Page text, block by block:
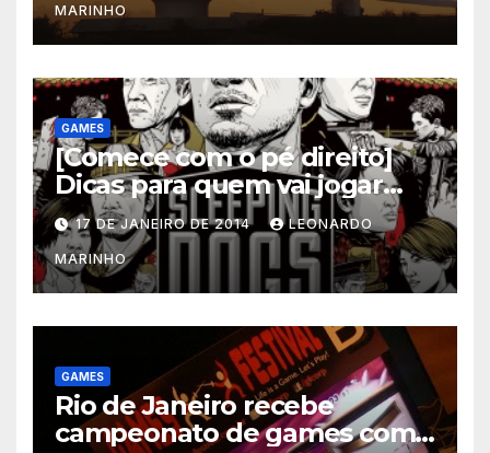
MARINHO
GAMES
[Comece com o pé direito]
Dicas para quem vai jogar
Sleeping Dogs
17 DE JANEIRO DE 2014 LEONARDO
MARINHO
GAMES
Rio de Janeiro recebe
campeonato de games com